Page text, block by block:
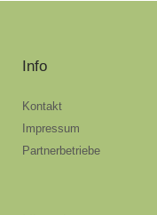
Info
Kontakt
Impressum
Partnerbetriebe